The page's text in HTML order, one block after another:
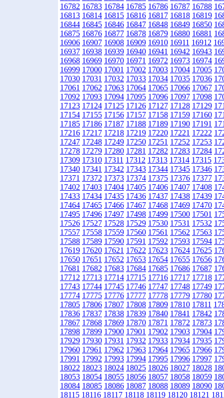
16782 16783 16784 16785 16786 16787 16788
16813 16814 16815 16816 16817 16818 16819
16844 16845 16846 16847 16848 16849 16850
16875 16876 16877 16878 16879 16880 16881
16906 16907 16908 16909 16910 16911 16912
16937 16938 16939 16940 16941 16942 16943
16968 16969 16970 16971 16972 16973 16974
16999 17000 17001 17002 17003 17004 17005
17030 17031 17032 17033 17034 17035 17036
17061 17062 17063 17064 17065 17066 17067
17092 17093 17094 17095 17096 17097 17098
17123 17124 17125 17126 17127 17128 17129
17154 17155 17156 17157 17158 17159 17160
17185 17186 17187 17188 17189 17190 17191
17216 17217 17218 17219 17220 17221 17222
17247 17248 17249 17250 17251 17252 17253
17278 17279 17280 17281 17282 17283 17284
17309 17310 17311 17312 17313 17314 17315
17340 17341 17342 17343 17344 17345 17346
17371 17372 17373 17374 17375 17376 17377
17402 17403 17404 17405 17406 17407 17408
17433 17434 17435 17436 17437 17438 17439
17464 17465 17466 17467 17468 17469 17470
17495 17496 17497 17498 17499 17500 17501
17526 17527 17528 17529 17530 17531 17532
17557 17558 17559 17560 17561 17562 17563
17588 17589 17590 17591 17592 17593 17594
17619 17620 17621 17622 17623 17624 17625
17650 17651 17652 17653 17654 17655 17656
17681 17682 17683 17684 17685 17686 17687
17712 17713 17714 17715 17716 17717 17718
17743 17744 17745 17746 17747 17748 17749
17774 17775 17776 17777 17778 17779 17780
17805 17806 17807 17808 17809 17810 17811
17836 17837 17838 17839 17840 17841 17842
17867 17868 17869 17870 17871 17872 17873
17898 17899 17900 17901 17902 17903 17904
17929 17930 17931 17932 17933 17934 17935
17960 17961 17962 17963 17964 17965 17966
17991 17992 17993 17994 17995 17996 17997
18022 18023 18024 18025 18026 18027 18028
18053 18054 18055 18056 18057 18058 18059
18084 18085 18086 18087 18088 18089 18090
18115 18116 18117 18118 18119 18120 18121